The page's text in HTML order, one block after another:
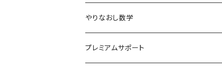
WEBテスティング
玉手箱・GAB対策（SHL社）
NMAT・JMAT対策
やりなおし数学
中学数学まるっとコース
プレミアムサポート